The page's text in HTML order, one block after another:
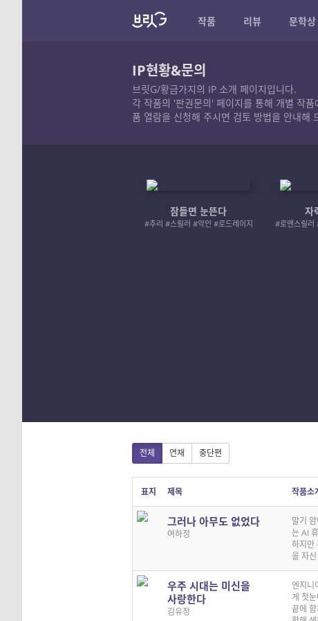
작품 리뷰 문학상
IP현황&문의
브릿G/황금가지의 IP 소개 페이지입니다.
각 작품의 '판권문의' 페이지를 통해 개별 작
품 열람을 신청해 주시면 검토 방법을 안내해
잠들면 눈뜬다
#추리 #스릴러 #악인 #로드레이지
자
전체 연재 중단편
표지 제목 작품소
그러나 아무도 없었다
여하정
말기
는 AI
하지만
을 자
우주 시대는 미신을
사랑한다
김유정
엔지니
게 첫
끝에